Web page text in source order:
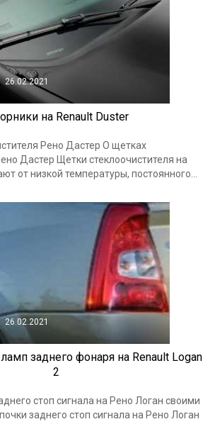
26.02.2021
на Renault Duster
Рено Дастер О щетках
Дастер Щетки стеклоочистителя на
от низкой температуры, постоянного...
26.02.2021
заднего фонаря на Renault Logan
2
стоп сигнала на Рено Логан своими
заднего стоп сигнала на Рено Логан